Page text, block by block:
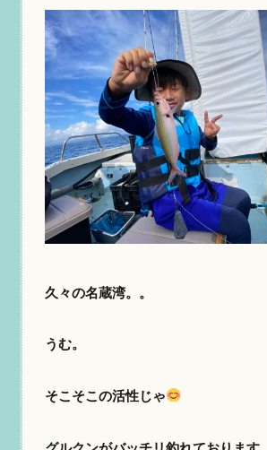
久々の名蔵湾。。
うむ。
そこそこの活性じゃ